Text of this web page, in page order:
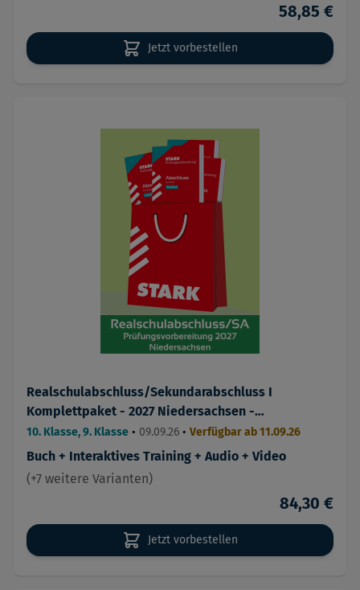
58,85 €
Jetzt vorbestellen
Realschulabschluss/Sekundarabschluss I
Komplettpaket - 2027 Niedersachsen -
Prüfungsvorbereitung
10. Klasse, 9. Klasse • 09.09.26 • Verfügbar ab 11.09.26
Buch + Interaktives Training + Audio + Video
(+7 weitere Varianten)
84,30 €
Jetzt vorbestellen